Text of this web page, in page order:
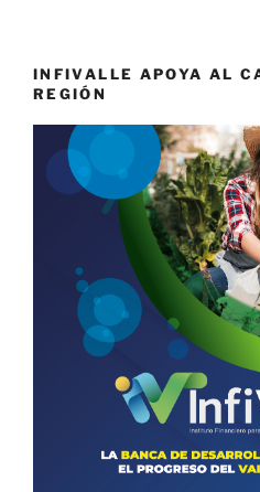
INFIVALLE APOYA AL
REGIÓN